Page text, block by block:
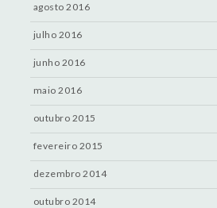
agosto 2016
julho 2016
junho 2016
maio 2016
outubro 2015
fevereiro 2015
dezembro 2014
outubro 2014